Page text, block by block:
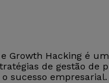
Growth Hacking é
de gestão de
sucesso empresarial.